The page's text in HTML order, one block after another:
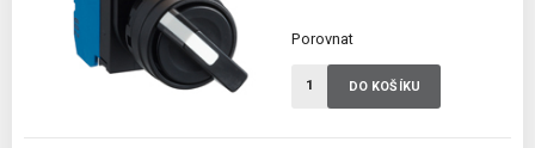
Porovnat
DO KOŠÍKU